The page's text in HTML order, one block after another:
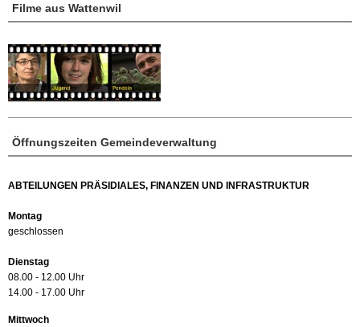
Öffnungszeiten Gemeindeverwaltung
ABTEILUNGEN PRÄSIDIALES, FINANZEN UND INFRASTRUKTUR
Montag
geschlossen
Dienstag
08.00 - 12.00 Uhr
14.00 - 17.00 Uhr
Mittwoch
Filme aus Wattenwil